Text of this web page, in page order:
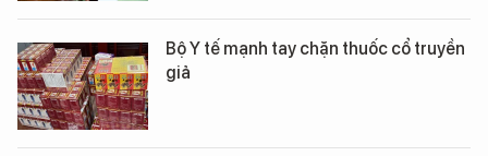
Bộ Y tế mạnh tay chặn thuốc cổ truyền
giả